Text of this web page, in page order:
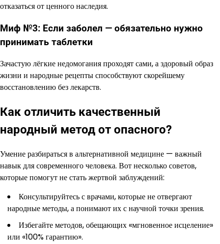
отказаться от ценного наследия.
Миф №3: Если заболел — обязательно нужно
принимать таблетки
Зачастую лёгкие недомогания проходят сами, а здоровый образ
жизни и народные рецепты способствуют скорейшему
восстановлению без лекарств.
Как отличить качественный
народный метод от опасного?
Умение разбираться в альтернативной медицине — важный
навык для современного человека. Вот несколько советов,
которые помогут не стать жертвой заблуждений:
Консультируйтесь с врачами, которые не отвергают
народные методы, а понимают их с научной точки зрения.
Избегайте методов, обещающих «мгновенное исцеление»
или «100% гарантию».